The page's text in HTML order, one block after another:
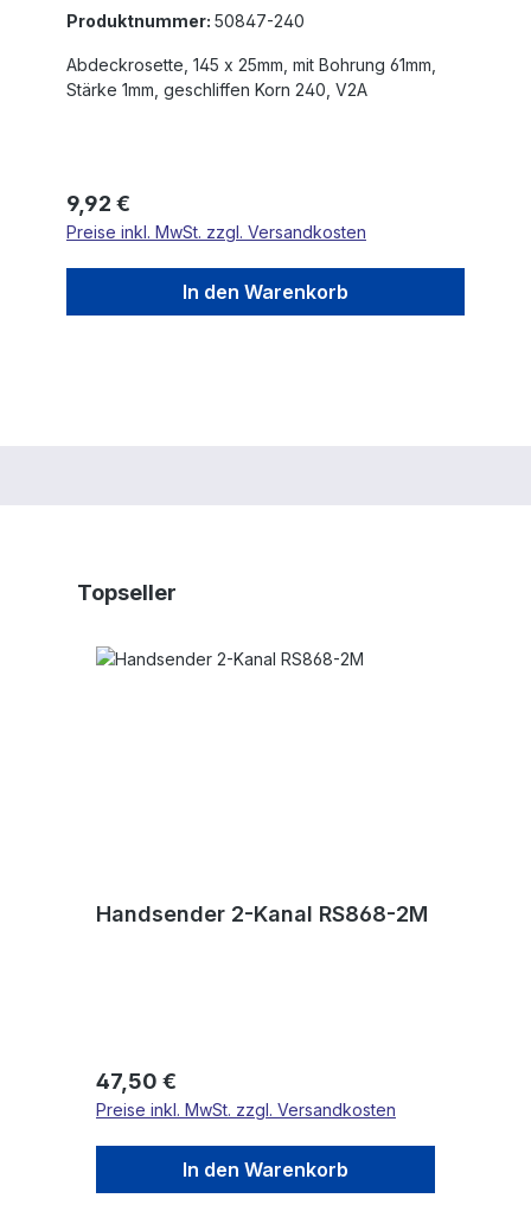
Produktnummer: 50847-240
Abdeckrosette, 145 x 25mm, mit Bohrung 61mm,
Stärke 1mm, geschliffen Korn 240, V2A
Regulärer Preis:
9,92 €
Preise inkl. MwSt. zzgl. Versandkosten
In den Warenkorb
Produktgalerie überspringen
Topseller
Handsender 2-Kanal RS868-2M
Regulärer Preis:
47,50 €
Preise inkl. MwSt. zzgl. Versandkosten
In den Warenkorb